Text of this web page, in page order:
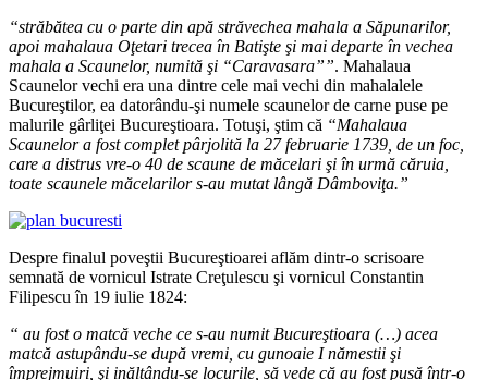
“străbătea cu o parte din apă străvechea mahala a Săpunarilor,
apoi mahalaua Oţetari trecea în Batişte şi mai departe în vechea
mahala a Scaunelor, numită şi “Caravasara””. Mahalaua
Scaunelor vechi era una dintre cele mai vechi din mahalalele
Bucureştilor, ea datorându-şi numele scaunelor de carne puse pe
malurile gârliţei Bucureştioara. Totuşi, ştim că “Mahalaua
Scaunelor a fost complet pârjolită la 27 februarie 1739, de un foc,
care a distrus vre-o 40 de scaune de măcelari şi în urmă căruia,
toate scaunele măcelarilor s-au mutat lângă Dâmboviţa.”
Despre finalul poveştii Bucureştioarei aflăm dintr-o scrisoare
semnată de vornicul Istrate Creţulescu şi vornicul Constantin
Filipescu în 19 iulie 1824:
“ au fost o matcă veche ce s-au numit Bucureştioara (…) acea
matcă astupându-se după vremi, cu gunoaie I nămestii şi
împrejmuiri, şi inăltându-se locurile, să vede că au fost pusă într-o